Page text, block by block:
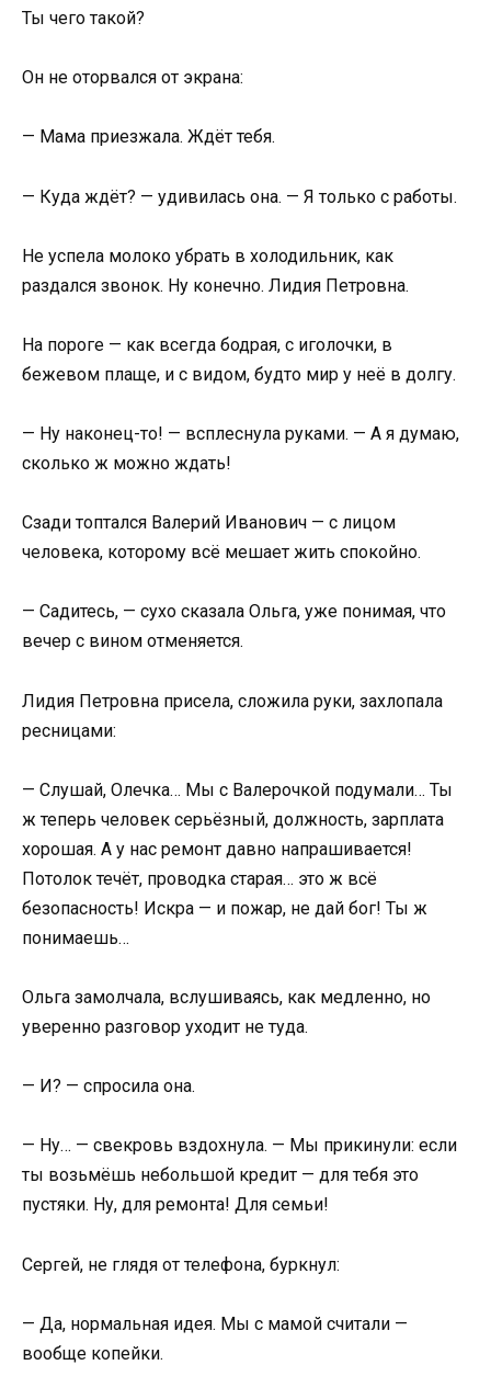
Ты чего такой?
Он не оторвался от экрана:
— Мама приезжала. Ждёт тебя.
— Куда ждёт? — удивилась она. — Я только с работы.
Не успела молоко убрать в холодильник, как
раздался звонок. Ну конечно. Лидия Петровна.
На пороге — как всегда бодрая, с иголочки, в
бежевом плаще, и с видом, будто мир у неё в долгу.
— Ну наконец-то! — всплеснула руками. — А я думаю,
сколько ж можно ждать!
Сзади топтался Валерий Иванович — с лицом
человека, которому всё мешает жить спокойно.
— Садитесь, — сухо сказала Ольга, уже понимая, что
вечер с вином отменяется.
Лидия Петровна присела, сложила руки, захлопала
ресницами:
— Слушай, Олечка… Мы с Валерочкой подумали… Ты
ж теперь человек серьёзный, должность, зарплата
хорошая. А у нас ремонт давно напрашивается!
Потолок течёт, проводка старая… это ж всё
безопасность! Искра — и пожар, не дай бог! Ты ж
понимаешь…
Ольга замолчала, вслушиваясь, как медленно, но
уверенно разговор уходит не туда.
— И? — спросила она.
— Ну… — свекровь вздохнула. — Мы прикинули: если
ты возьмёшь небольшой кредит — для тебя это
пустяки. Ну, для ремонта! Для семьи!
Сергей, не глядя от телефона, буркнул:
— Да, нормальная идея. Мы с мамой считали —
вообще копейки.